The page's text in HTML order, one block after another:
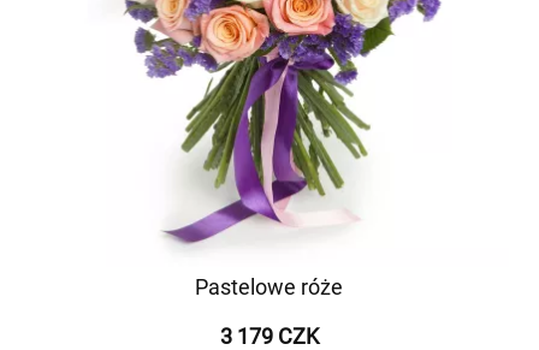
Pastelowe róże
3 179 CZK